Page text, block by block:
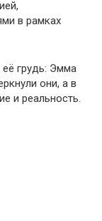
в рамках
грудь: Эмма
они, а в
и реальность.